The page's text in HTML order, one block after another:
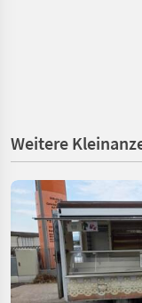
Weitere